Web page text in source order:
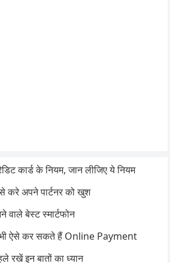
कार्ड के नियम, जान लीजिए ये नियम
करे अपने पार्टनर को खुश
बेस्ट स्मार्टफोन
भी ऐसे कर सकते हैं Online Payment
रखें इन बातों का ध्यान